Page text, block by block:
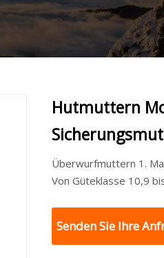
Hutmuttern
Überwurfmuttern 1.
Von Güteklasse 10,9
Senden Sie Ihre